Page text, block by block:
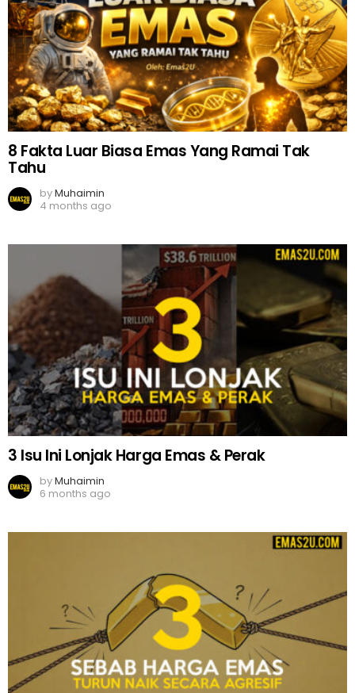
8 Fakta Luar Biasa Emas Yang Ramai Tak
Tahu
byMuhaimin
4 months ago
3 Isu Ini Lonjak Harga Emas & Perak
byMuhaimin
6 months ago